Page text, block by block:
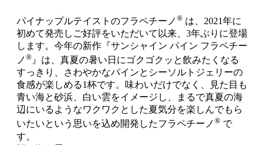
パイナップルテイストのフラペチーノ ® は、2021年に
初めて発売しご好評をいただいて以来、3年ぶりに登場
します。今年の新作『サンシャイン パイン フラペチー
ノ ®』は、真夏の暑い日にゴクゴクッと飲みたくなる
すっきり、さわやかなパインとシーソルトジェリーの
食感が楽しめる1杯です。味わいだけでなく、見た目も
青い海と砂浜、白い雲をイメージし、まるで真夏の海
辺にいるようなワクワクとした夏気分を楽しんでもら
いたいという思いを込め開発したフラペチーノ ® で
す。